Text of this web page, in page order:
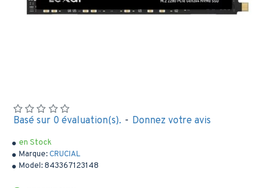
en Stock
Marque:CRUCIAL
Model: 843367123148
Basé sur 0 évaluation(s). - Donnez votre avis